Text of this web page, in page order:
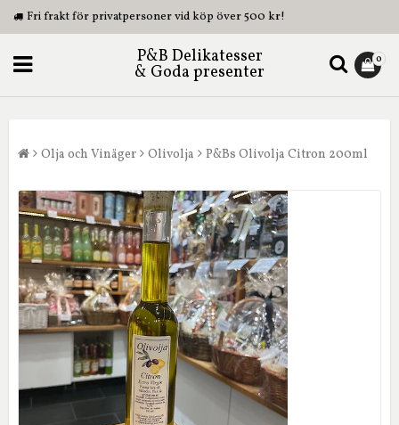
Fri frakt för privatpersoner vid köp över 500 kr!
P&B Delikatesser
& Goda presenter
0
Olja och Vinäger Olivolja P&Bs Olivolja Citron 200ml